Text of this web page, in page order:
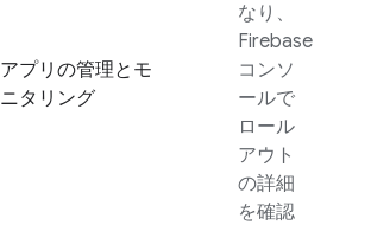
アプリの管理とモ
ニタリング
なり、
Firebase
コンソ
ールで
ロール
アウト
の詳細
を確認